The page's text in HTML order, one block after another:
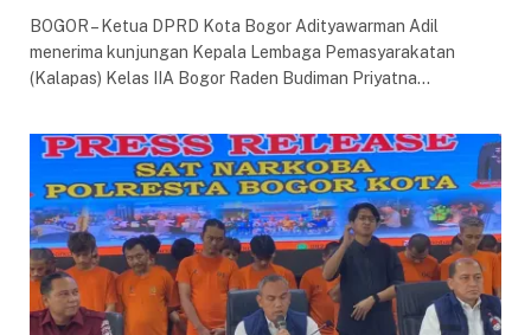
BOGOR – Ketua DPRD Kota Bogor Adityawarman Adil
menerima kunjungan Kepala Lembaga Pemasyarakatan
(Kalapas) Kelas IIA Bogor Raden Budiman Priyatna…